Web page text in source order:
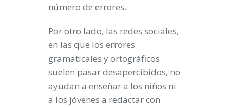
número de errores.
Por otro lado, las redes sociales,
en las que los errores
gramaticales y ortográficos
suelen pasar desapercibidos, no
ayudan a enseñar a los niños ni
a los jóvenes a redactar con